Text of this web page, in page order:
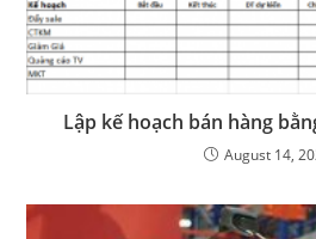
Lập kế hoạch bán hàng
August 14,